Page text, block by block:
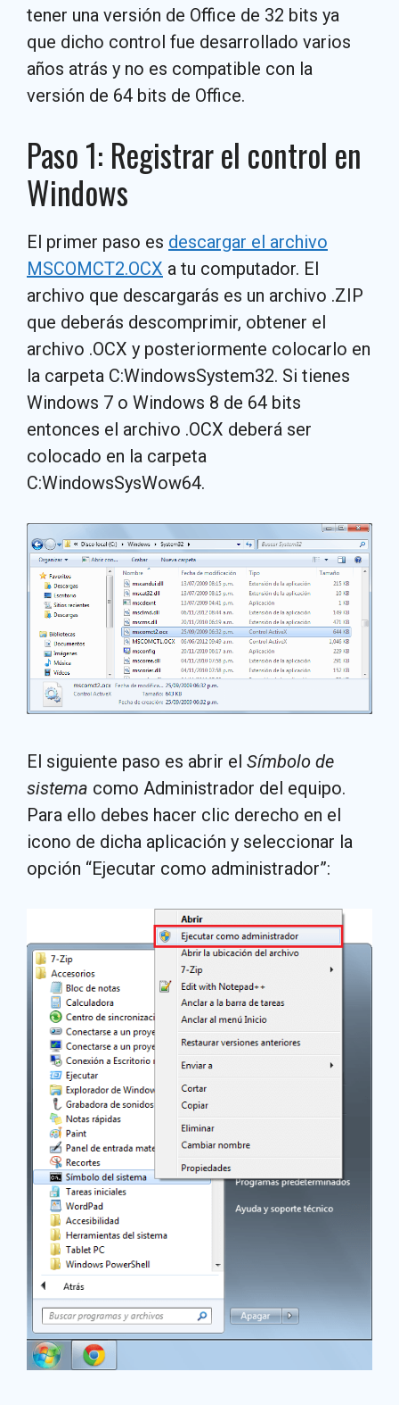
tener una versión de Office de 32 bits ya
que dicho control fue desarrollado varios
años atrás y no es compatible con la
versión de 64 bits de Office.
Paso 1: Registrar el control en
Windows
El primer paso es descargar el archivo
MSCOMCT2.OCX a tu computador. El
archivo que descargarás es un archivo .ZIP
que deberás descomprimir, obtener el
archivo .OCX y posteriormente colocarlo en
la carpeta C:WindowsSystem32. Si tienes
Windows 7 o Windows 8 de 64 bits
entonces el archivo .OCX deberá ser
colocado en la carpeta
C:WindowsSysWow64.
El siguiente paso es abrir el Símbolo de
sistema como Administrador del equipo.
Para ello debes hacer clic derecho en el
icono de dicha aplicación y seleccionar la
opción “Ejecutar como administrador”: